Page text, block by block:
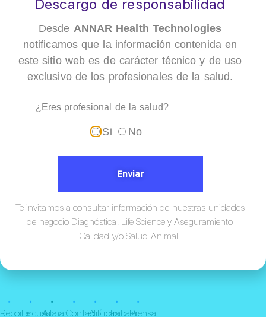
Capillarys 3 Tera
¡Conócenos!
•
Reporte
•
Encuesta
•
Annar
•
Contacto
•
Políticas
•
Trabaja
•
Prensa
Descargo de responsabilidad
Desde ANNAR Health Technologies
notificamos que la información contenida en
este sitio web es de carácter técnico y de uso
exclusivo de los profesionales de la salud.
¿Eres profesional de la salud?
Si No
Enviar
Te invitamos a consultar información de nuestras unidades
de negocio Diagnóstica, Life Science y Aseguramiento
Calidad y/o Salud Animal.